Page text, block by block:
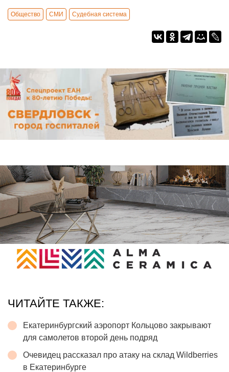
Общество СМИ Судебная система
ЧИТАЙТЕ ТАКЖЕ:
Екатеринбургский аэропорт Кольцово закрывают
для самолетов второй день подряд
Очевидец рассказал про атаку на склад Wildberries
в Екатеринбурге